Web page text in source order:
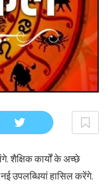
शैक्षिक कार्यों के अच्छे
उपलब्धियां हासिल करेंगे.